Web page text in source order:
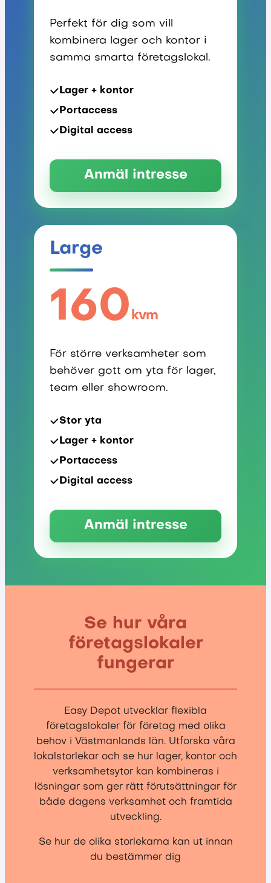
Perfekt för dig som vill
kombinera lager och kontor i
samma smarta företagslokal.
Lager + kontor
Portaccess
Digital access
Anmäl intresse
Large
160 kvm
För större verksamheter som
behöver gott om yta för lager,
team eller showroom.
Stor yta
Lager + kontor
Portaccess
Digital access
Anmäl intresse
Se hur våra
företagslokaler
fungerar
Easy Depot utvecklar flexibla
företagslokaler för företag med olika
behov i Västmanlands län. Utforska våra
lokalstorlekar och se hur lager, kontor och
verksamhetsytor kan kombineras i
lösningar som ger rätt förutsättningar för
både dagens verksamhet och framtida
utveckling.
Se hur de olika storlekarna kan ut innan
du bestämmer dig